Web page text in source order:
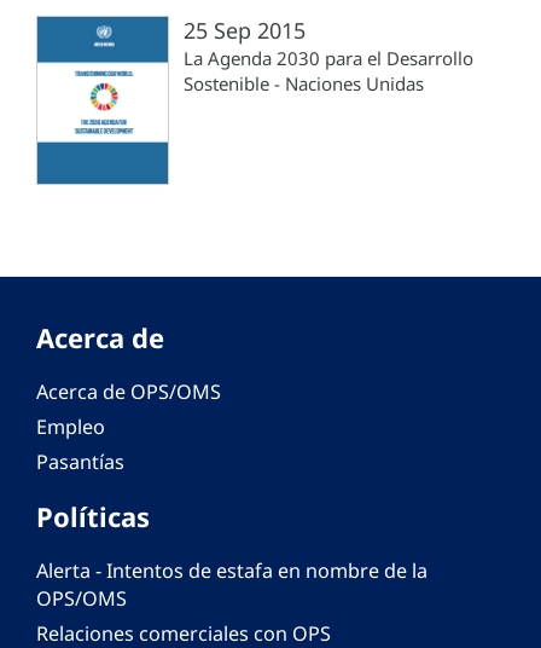
25 Sep 2015
La Agenda 2030 para el Desarrollo
Sostenible - Naciones Unidas
Acerca de
Acerca de OPS/OMS
Empleo
Pasantías
Políticas
Alerta - Intentos de estafa en nombre de la
OPS/OMS
Relaciones comerciales con OPS